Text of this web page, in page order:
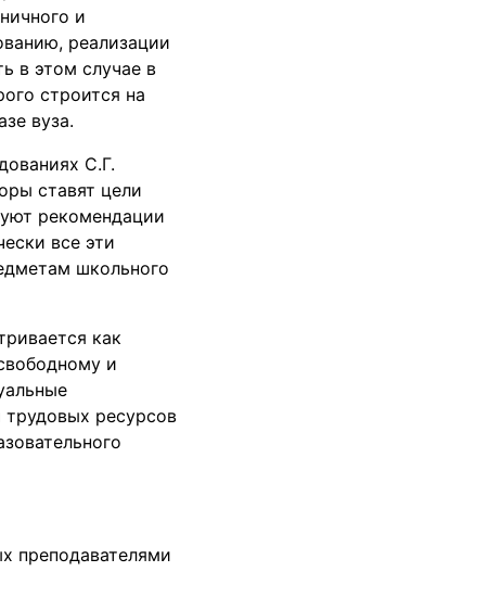
и
реализации
в этом случае в
строится на
вуза.
С.Г.
ставят цели
рекомендации
все эти
школьного
как
и
трудовых ресурсов
преподавателями